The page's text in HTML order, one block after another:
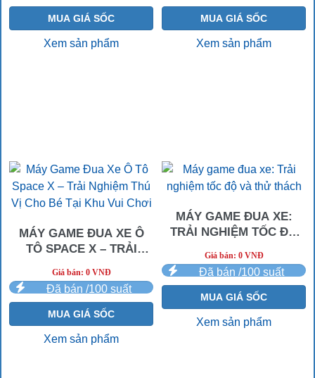
MUA GIÁ SỐC
Xem sản phẩm
MUA GIÁ SỐC
Xem sản phẩm
MÁY GAME ĐUA XE Ô
TÔ SPACE X – TRẢI
TẠI KHU VUI CHƠI
Giá bán: 0 VNĐ
Đã bán /100 suất
MUA GIÁ SỐC
Xem sản phẩm
MÁY GAME ĐUA XE:
TRẢI NGHIỆM TỐC ĐỘ
Giá bán: 0 VNĐ
Đã bán /100 suất
MUA GIÁ SỐC
Xem sản phẩm